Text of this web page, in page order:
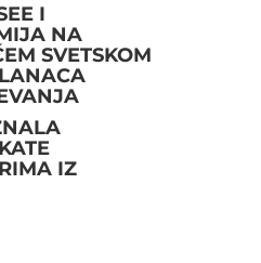
I
NA
SVETSKOM
IZ